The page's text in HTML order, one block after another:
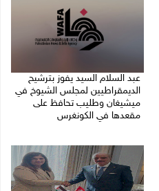
عبد السلام السيد يفوز بترشيح
الديمقراطيين لمجلس الشيوخ في
ميشيغان وطليب تحافظ على
مقعدها في الكونغرس